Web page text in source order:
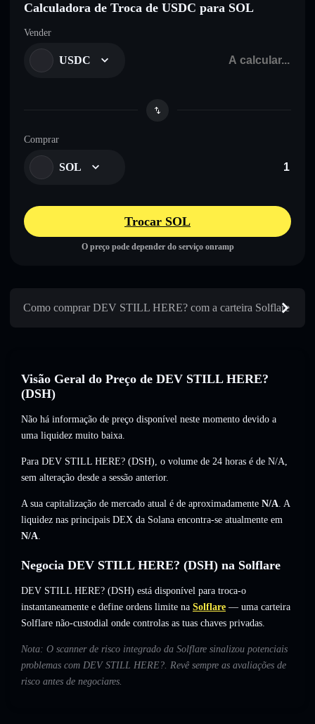
Calculadora de Troca de USDC para SOL
Vender
USDC
Comprar
SOL
Trocar SOL
O preço pode depender do serviço onramp
Como comprar DEV STILL HERE? com a carteira Solflare
Visão Geral do Preço de DEV STILL HERE?
(DSH)
Não há informação de preço disponível neste momento devido a
uma liquidez muito baixa.
Para DEV STILL HERE? (DSH), o volume de 24 horas é de N/A,
sem alteração desde a sessão anterior.
A sua capitalização de mercado atual é de aproximadamente N/A. A
liquidez nas principais DEX da Solana encontra-se atualmente em
N/A.
Negocia DEV STILL HERE? (DSH) na Solflare
DEV STILL HERE? (DSH) está disponível para troca-o
instantaneamente e define ordens limite na Solflare — uma carteira
Solflare não-custodial onde controlas as tuas chaves privadas.
Nota: O scanner de risco integrado da Solflare sinalizou potenciais
problemas com DEV STILL HERE?. Revê sempre as avaliações de
risco antes de negociares.